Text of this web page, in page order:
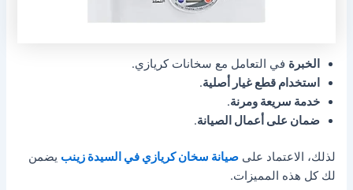
الخبرة في التعامل مع سخانات كريازي.
استخدام قطع غيار أصلية.
خدمة سريعة ومرنة.
ضمان على أعمال الصيانة.
لذلك، الاعتماد علىصيانة سخان كريازي في السيدة زينب يضمن
لك كل هذه المميزات.